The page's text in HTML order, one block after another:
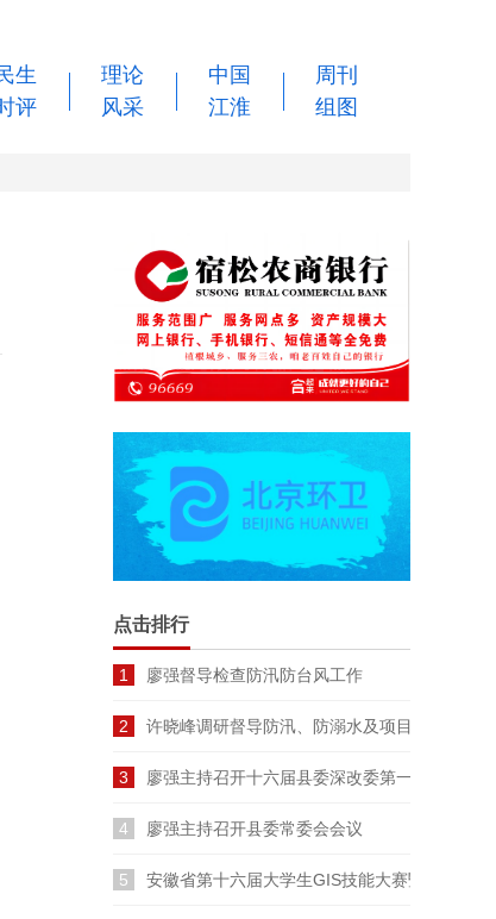
生
评
理论
风采
中国
江淮
周刊
组图
点击排行
1 廖强督导检查防汛防台风工作
2 许晓峰调研督导防汛、防溺水及项目建设工作
3 廖强主持召开十六届县委深改委第一次会议
4 廖强主持召开县委常委会会议
5 安徽省第十六届大学生GIS技能大赛暨长三角